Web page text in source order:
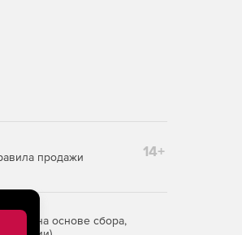
продажи 14+
на основе сбора,